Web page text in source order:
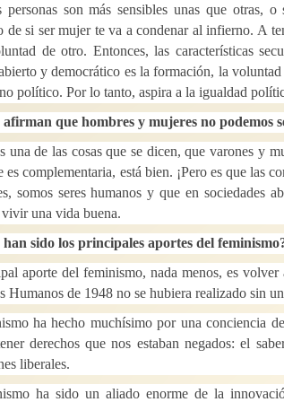
personas son más sensibles unas que otras,
de si ser mujer te va a condenar al infierno. A
de otro. Entonces, las características
y democrático es la formación, la
político. Por lo tanto, aspira a la igualdad
que hombres y mujeres no podemos
una de las cosas que se dicen, que varones y
es complementaria, está bien. ¡Pero es que las
somos seres humanos y que en sociedades
una vida buena.
han sido los principales aportes del
aporte del feminismo, nada menos, es
Humanos de 1948 no se hubiera realizado sin
ha hecho muchísimo por una conciencia
derechos que nos estaban negados: el
liberales.
ha sido un aliado enorme de la